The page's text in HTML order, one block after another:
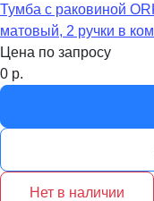
Тумба с раковиной
матовый, 2 ручки в
Цена по запросу
0 р.
Нет в наличии